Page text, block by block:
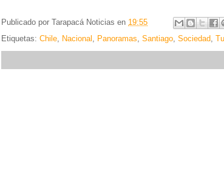
Publicado por Tarapacá Noticias en 19:55
Etiquetas: Chile, Nacional , Panoramas, Santiago, Sociedad,